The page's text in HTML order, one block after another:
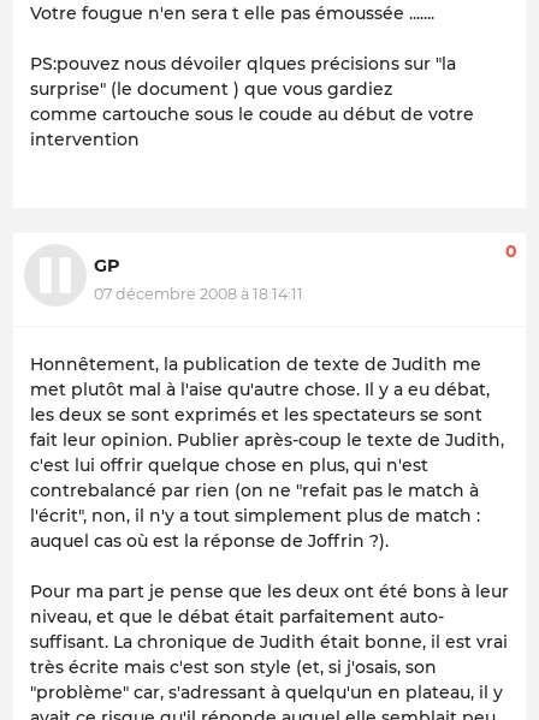
Votre fougue n'en sera t elle pas émoussée .......
PS:pouvez nous dévoiler qlques précisions sur "la
surprise" (le document ) que vous gardiez
comme cartouche sous le coude au début de votre
intervention
GP
07 décembre 2008 à 18:14:11
0
Honnêtement, la publication de texte de Judith me
met plutôt mal à l'aise qu'autre chose. Il y a eu débat,
les deux se sont exprimés et les spectateurs se sont
fait leur opinion. Publier après-coup le texte de Judith,
c'est lui offrir quelque chose en plus, qui n'est
contrebalancé par rien (on ne "refait pas le match à
l'écrit", non, il n'y a tout simplement plus de match :
auquel cas où est la réponse de Joffrin ?).
Pour ma part je pense que les deux ont été bons à leur
niveau, et que le débat était parfaitement auto-
suffisant. La chronique de Judith était bonne, il est vrai
très écrite mais c'est son style (et, si j'osais, son
"problème" car, s'adressant à quelqu'un en plateau, il y